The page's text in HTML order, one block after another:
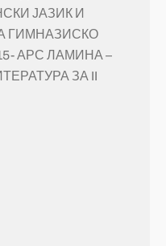
ЈАЗИК И
ГИМНАЗИСКО
АРС ЛАМИНА –
ЗА II